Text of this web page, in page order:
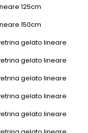
125cm
150cm
gelato lineare
gelato lineare
gelato lineare
gelato lineare
gelato lineare